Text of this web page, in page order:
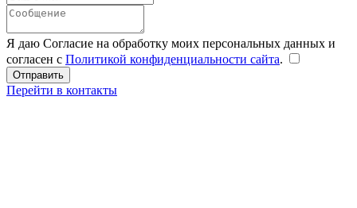
Я даю Согласие на обработку моих персональных данных и
согласен с Политикой конфиденциальности сайта.
Перейти в контакты